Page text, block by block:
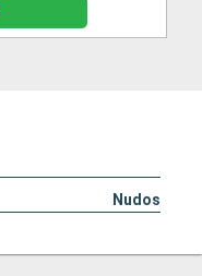
Nudos